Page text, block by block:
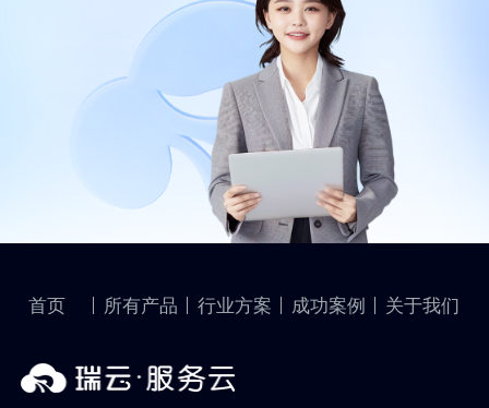
首页 所有产品 行业方案 成功案例 关于我们